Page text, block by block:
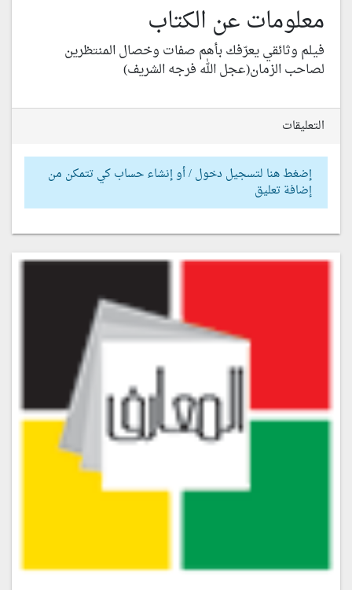
معلومات عن الكتاب
فيلم وثائقي يعرّفك بأهم صفات وخصال المنتظرين
لصاحب الزمان(عجل الله فرجه الشريف)
التعليقات
إضغط هنا لتسجيل دخول / أو إنشاء حساب كي تتمكن من
إضافة تعليق